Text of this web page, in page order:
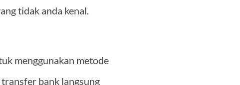
tidak anda kenal.
menggunakan metode
bank langsung